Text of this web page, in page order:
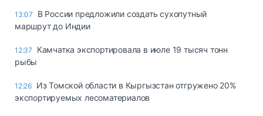
13:07
В России предложили создать сухопутный
маршрут до Индии
12:37
Камчатка экспортировала в июле 19 тысяч тонн
рыбы
12:26 Из Томской области в Кыргызстан отгружено 20%
экспортируемых лесоматериалов